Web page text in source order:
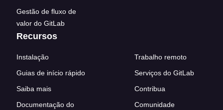
Gestão de fluxo de
valor do GitLab
Recursos
Instalação
Guias de início rápido
Saiba mais
Documentação do
Trabalho remoto
Serviços do GitLab
Contribua
Comunidade